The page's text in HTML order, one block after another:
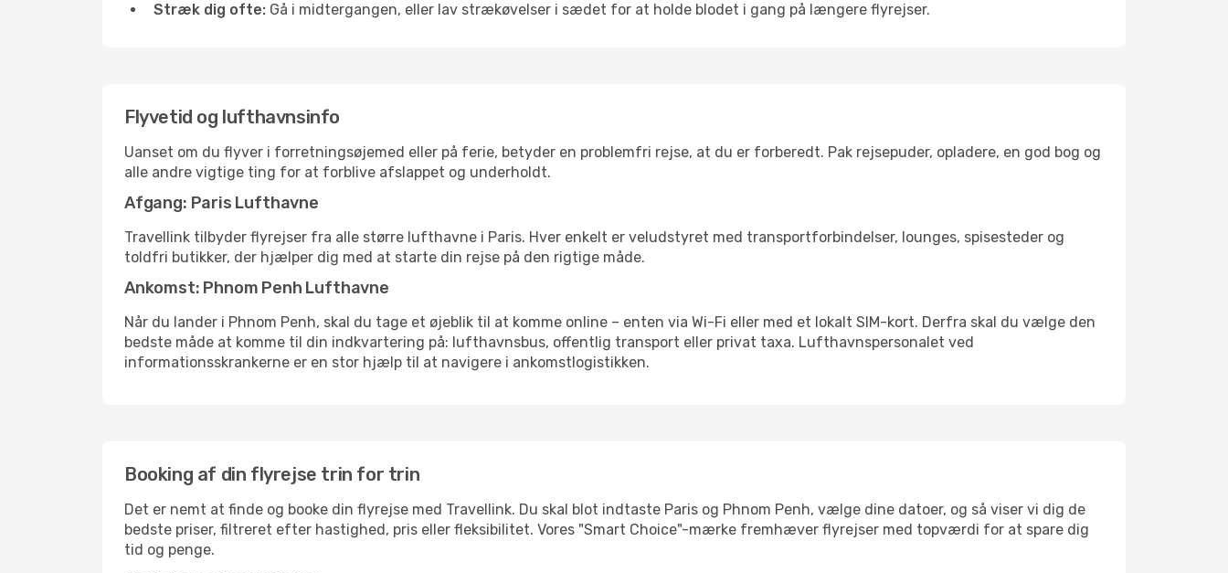
Stræk dig ofte: Gå i midtergangen, eller lav strækøvelser i sædet for at holde blodet i gang på længere flyrejser.
Flyvetid og lufthavnsinfo
Uanset om du flyver i forretningsøjemed eller på ferie, betyder en problemfri rejse, at du er forberedt. Pak rejsepuder, opladere, en god bog og
alle andre vigtige ting for at forblive afslappet og underholdt.
Afgang: Paris Lufthavne
Travellink tilbyder flyrejser fra alle større lufthavne i Paris. Hver enkelt er veludstyret med transportforbindelser, lounges, spisesteder og
toldfri butikker, der hjælper dig med at starte din rejse på den rigtige måde.
Ankomst: Phnom Penh Lufthavne
Når du lander i Phnom Penh, skal du tage et øjeblik til at komme online – enten via Wi-Fi eller med et lokalt SIM-kort. Derfra skal du vælge den
bedste måde at komme til din indkvartering på: lufthavnsbus, offentlig transport eller privat taxa. Lufthavnspersonalet ved
informationsskrankerne er en stor hjælp til at navigere i ankomstlogistikken.
Booking af din flyrejse trin for trin
Det er nemt at finde og booke din flyrejse med Travellink. Du skal blot indtaste Paris og Phnom Penh, vælge dine datoer, og så viser vi dig de
bedste priser, filtreret efter hastighed, pris eller fleksibilitet. Vores "Smart Choice"-mærke fremhæver flyrejser med topværdi for at spare dig
tid og penge.